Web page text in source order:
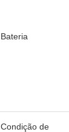
Bateria
Condição de